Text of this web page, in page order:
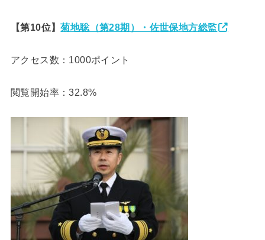
【第10位】菊地聡（第28期）・佐世保地方総監
アクセス数：1000ポイント
閲覧開始率：32.8%